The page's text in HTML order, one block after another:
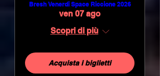
Bresh Venerdi Space Riccione 2026
ven 07 ago
Scopri di più
Acquista i biglietti